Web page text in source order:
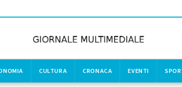
CULTURA CRONACA EVENTI